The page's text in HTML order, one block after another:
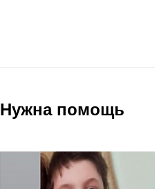
Нужна помощь